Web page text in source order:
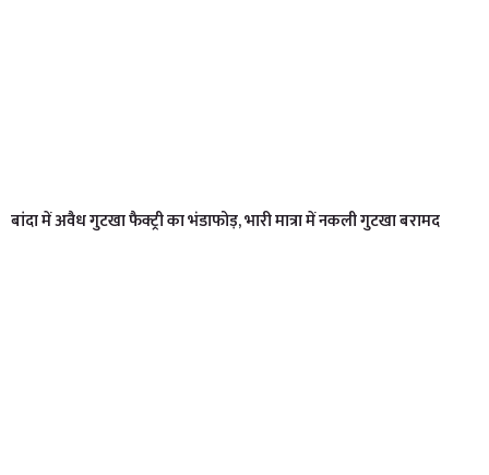
बांदा में अवैध गुटखा फैक्ट्री का भंडाफोड़, भारी मात्रा में नकली गुटखा बरामद